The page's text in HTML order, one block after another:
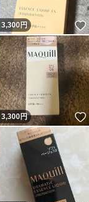
いね！
3,300 円
いね！
3,300円